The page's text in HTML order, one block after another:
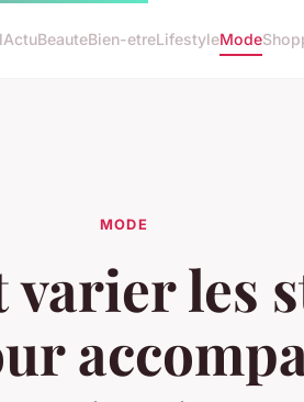
ActuBeauteBien-etreLifestyleMode
MODE
les